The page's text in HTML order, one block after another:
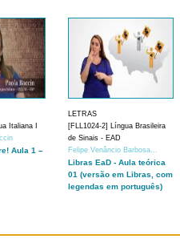
Italiana I
Aula 1 –
LETRAS
[FLL1024-2] Língua Brasileira
de Sinais - EAD
Felipe Venâncio Barbosa...
Libras EaD - Aula teórica
01 (versão em Libras, com
legendas em português)